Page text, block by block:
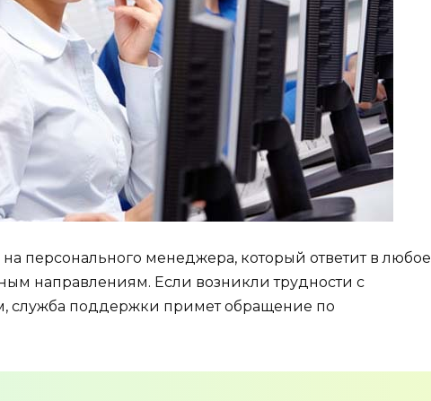
персонального менеджера, который ответит в любое
направлениям. Если возникли трудности с
служба поддержки примет обращение по